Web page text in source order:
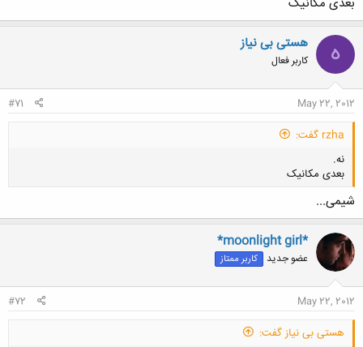
ه هستی بی نیاز
کاربر فعال
May 22, 2012
#71
rzha گفت:
نه.
بعدی مکانیک
کلیک کنید تا باز شود...
شیمی...
*moonlight girl*
عضو جدید کاربر ممتاز
May 22, 2012
#72
هستی بی نیاز گفت: